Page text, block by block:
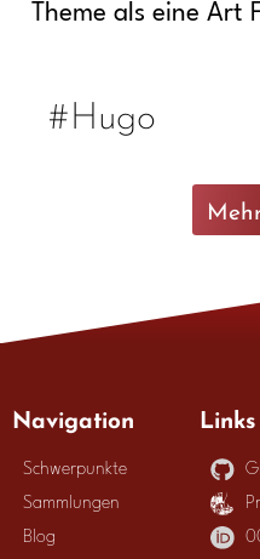
Theme als eine Art
#Hugo
Navigation
Schwerpunkte
Sammlungen
Blog
Links